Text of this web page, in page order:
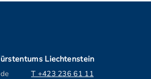
Liechtenstein
T +423 236 61 11